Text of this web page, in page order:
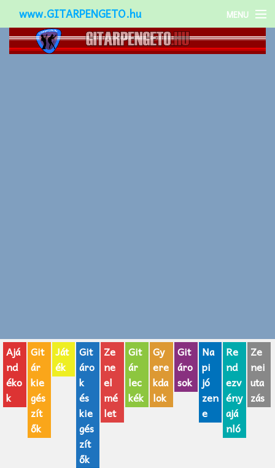
www.GITARPENGETO.hu MENU
Népszerű-
AJÁNDÉK ÖTLETEK
Vicces
GITÁR MÁRKÁK
TOP100 nóta
Ajá
nd
éko
k
Git
ár
kie
gés
zít
ők
Ját
ék
Git
áro
k
és
kie
gés
zít
ők
Ze
ne
el
mé
let
Git
ár
lec
kék
Gy
ere
kda
lok
Git
áro
sok
Na
pi
jó
zen
e
Re
nd
ezv
ény
ajá
nló
Ze
nei
uta
zás